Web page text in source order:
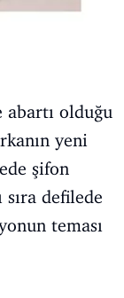
abartı olduğu
yeni
şifon
defilede
teması